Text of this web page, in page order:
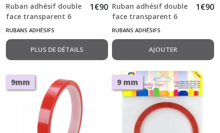
Ruban adhésif double
face transparent 6
mm x 10 m
1€90
RUBANS ADHÉSIFS
PLUS DE DÉTAILS
Ruban adhésif double
face transparent 6
mm x 10 m Sticky
1€90
RUBANS ADHÉSIFS
AJOUTER
9mm 9 mm